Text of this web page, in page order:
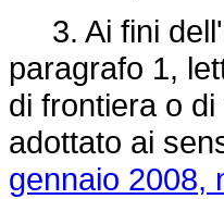
3. Ai fini
paragrafo 1,
di frontiera o
adottato ai
gennaio 2008,